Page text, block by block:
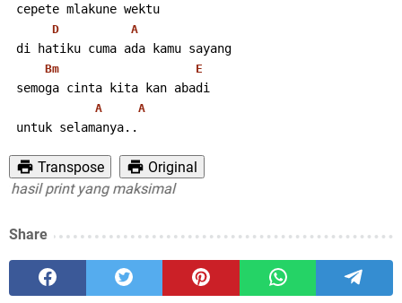
cepete mlakune wektu
D A
di hatiku cuma ada kamu sayang
Bm E
semoga cinta kita kan abadi
A A
untuk selamanya..
Transpose
Original
print yang maksimal
Share